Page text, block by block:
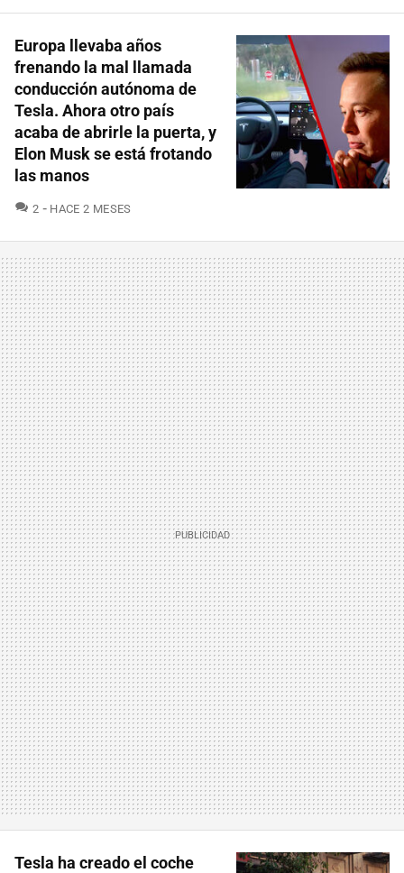
Europa llevaba años
frenando la mal llamada
conducción autónoma de
Tesla. Ahora otro país
acaba de abrirle la puerta, y
Elon Musk se está frotando
las manos
2 COMENTARIOS
HACE 2 MESES
Tesla ha creado el coche